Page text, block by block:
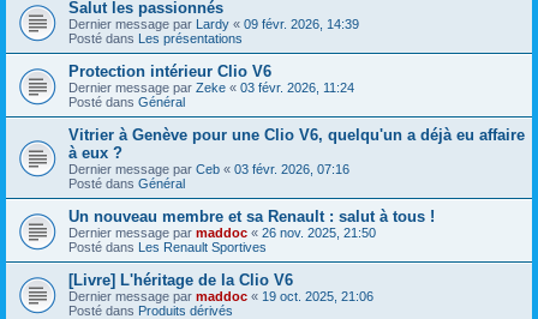
Salut les passionnés
Dernier message par Lardy « 09 févr. 2026, 14:39
Posté dans Les présentations
Protection intérieur Clio V6
Dernier message par Zeke « 03 févr. 2026, 11:24
Posté dans Général
Vitrier à Genève pour une Clio V6, quelqu'un a déjà eu affaire
à eux ?
Dernier message par Ceb « 03 févr. 2026, 07:16
Posté dans Général
Un nouveau membre et sa Renault : salut à tous !
Dernier message par maddoc « 26 nov. 2025, 21:50
Posté dans Les Renault Sportives
[Livre] L'héritage de la Clio V6
Dernier message par maddoc « 19 oct. 2025, 21:06
Posté dans Produits dérivés